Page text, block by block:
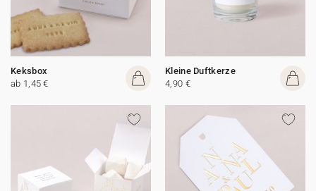
Keksbox
ab 1,45 €
Kleine Duftkerze
4,90 €